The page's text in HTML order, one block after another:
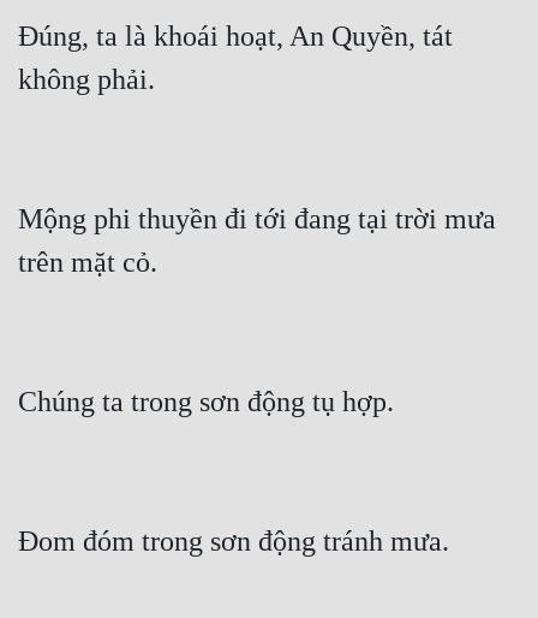
Đúng, ta là khoái hoạt, An Quyền, tát
không phải.
Mộng phi thuyền đi tới đang tại trời mưa
trên mặt cỏ.
Chúng ta trong sơn động tụ hợp.
Đom đóm trong sơn động tránh mưa.